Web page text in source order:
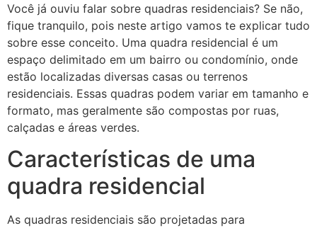
Você já ouviu falar sobre quadras residenciais? Se não,
fique tranquilo, pois neste artigo vamos te explicar tudo
sobre esse conceito. Uma quadra residencial é um
espaço delimitado em um bairro ou condomínio, onde
estão localizadas diversas casas ou terrenos
residenciais. Essas quadras podem variar em tamanho e
formato, mas geralmente são compostas por ruas,
calçadas e áreas verdes.
Características de uma
quadra residencial
As quadras residenciais são projetadas para